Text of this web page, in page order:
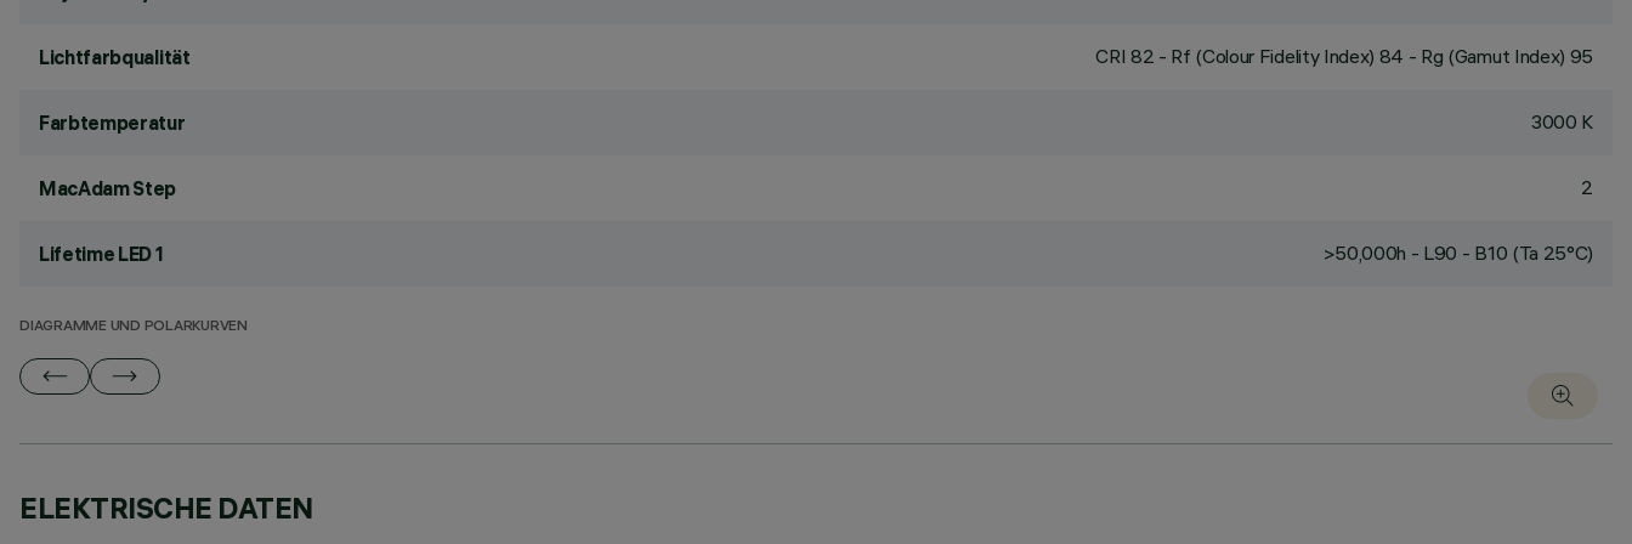
Lichtfarbqualität CRI 82 - Rf (Colour Fidelity Index) 84 - Rg (Gamut Index) 95
Farbtemperatur 3000 K
MacAdam Step 2
Lifetime LED 1 >50,000h - L90 - B10 (Ta 25°C)
DIAGRAMME UND POLARKURVEN
ELEKTRISCHE DATEN